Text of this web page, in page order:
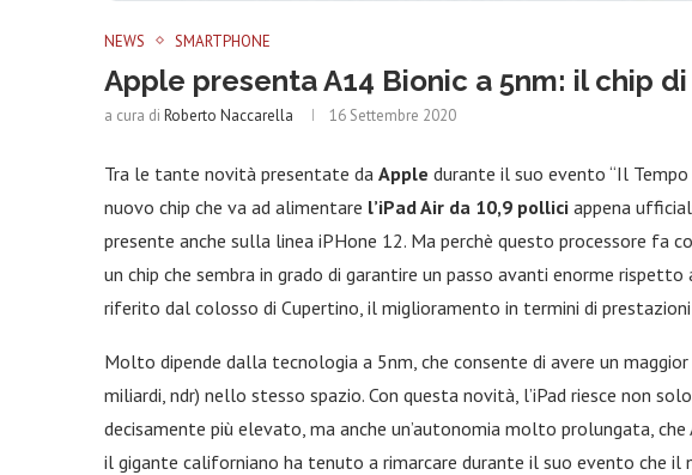
NEWS SMARTPHONE
Apple presenta A14 Bionic a 5nm: il chip di
a cura di Roberto Naccarella 16 Settembre 2020
Tra le tante novità presentate da Apple durante il suo evento “Il
nuovo chip che va ad alimentare l’iPad Air da 10,9 pollici appena
presente anche sulla linea iPHone 12. Ma perchè questo processore fa
un chip che sembra in grado di garantire un passo avanti enorme
riferito dal colosso di Cupertino, il miglioramento in termini di
Molto dipende dalla tecnologia a 5nm, che consente di avere un maggior
miliardi, ndr) nello stesso spazio. Con questa novità, l’iPad riesce non
decisamente più elevato, ma anche un’autonomia molto prolungata, che
il gigante californiano ha tenuto a rimarcare durante il suo evento che il